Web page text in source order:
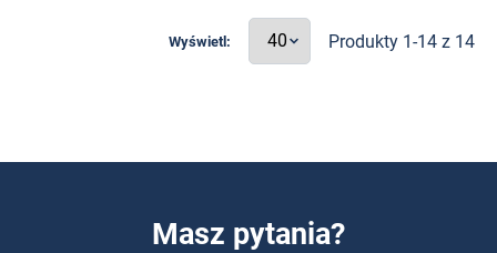
Wyświetl: Produkty 1-14 z 14
Masz pytania?